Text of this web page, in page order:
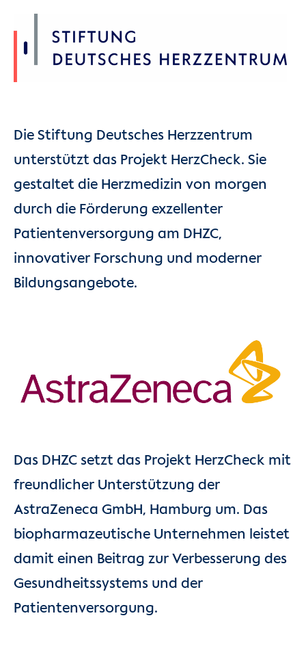
Die Stiftung Deutsches Herzzentrum
unterstützt das Projekt HerzCheck. Sie
gestaltet die Herzmedizin von morgen
durch die Förderung exzellenter
Patientenversorgung am DHZC,
innovativer Forschung und moderner
Bildungsangebote.
Das DHZC setzt das Projekt HerzCheck mit
freundlicher Unterstützung der
AstraZeneca GmbH, Hamburg um. Das
biopharmazeutische Unternehmen leistet
damit einen Beitrag zur Verbesserung des
Gesundheitssystems und der
Patientenversorgung.